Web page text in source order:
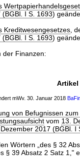
I S. 1693)
Kreditwesengesetzes,
I S. 1693)
der Finanzen:
Artikel
mWv. 30. Januar 2018
von Befugnissen
vom 13.
2017 (BGBl. I
Wörtern „des § 32
§ 39 Absatz 2 Satz 1,"